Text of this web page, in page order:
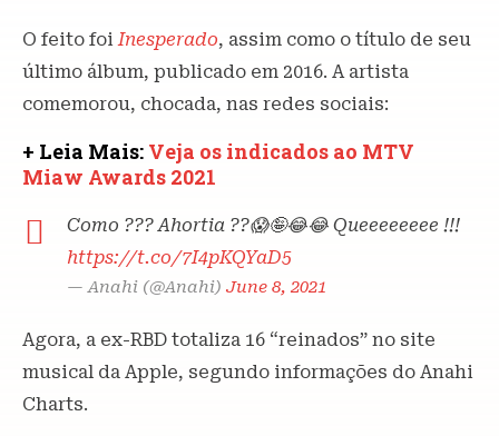
O feito foiInesperado, assim como o título de seu
último álbum, publicado em 2016. A artista
comemorou, chocada, nas redes sociais:
+ Leia Mais: Veja os indicados ao MTV
Miaw Awards 2021
Como ??? Ahortia ??😱🤪😂😂 Queeeeeeee !!!
https://t.co/7I4pKQYaD5
— Anahi (@Anahi) June 8, 2021
Agora, a ex-RBD totaliza 16 “reinados” no site
musical da Apple, segundo informações do Anahi
Charts.